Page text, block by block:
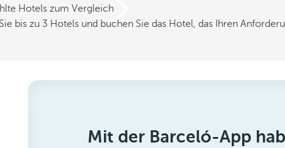
Hotels zum Vergleich
bis zu 3 Hotels und buchen Sie das Hotel, das Ihren
Mit der Barceló-App